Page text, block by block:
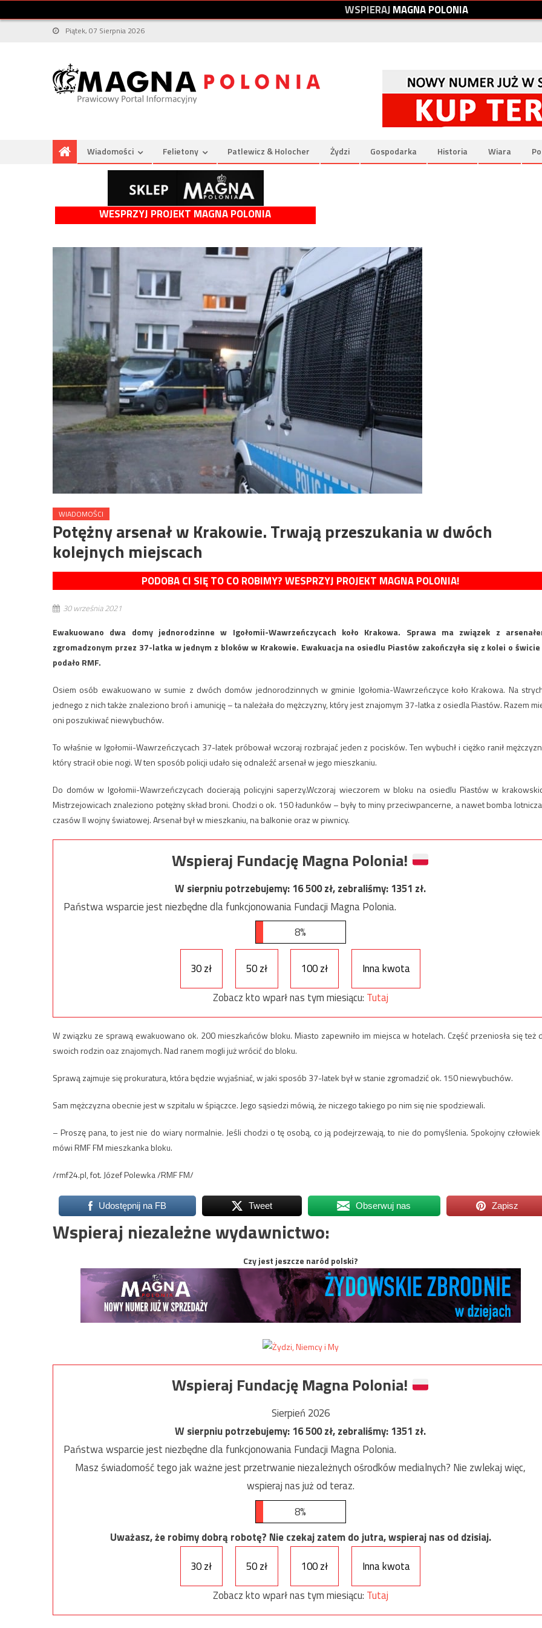
WSPIERAJMAGNAPOLONIA
Piątek, 07 Sierpnia 2026
Wiadomości Felietony Patlewicz & Holocher Żydzi Gospodarka Historia Wiara
WESPRZYJ PROJEKT MAGNA POLONIA
WIADOMOŚCI
Potężny arsenał w Krakowie. Trwają przeszukania w dwóch
kolejnych miejscach
PODOBA CI SIĘ TO CO ROBIMY? WESPRZYJ PROJEKT MAGNA POLONIA!
30 września 2021
Ewakuowano dwa domy jednorodzinne w Igołomii-Wawrzeńczycach koło Krakowa. Sprawa ma związek z
zgromadzonym przez 37-latka w jednym z bloków w Krakowie. Ewakuacja na osiedlu Piastów zakończyła się z kolei o
podało RMF.
Osiem osób ewakuowano w sumie z dwóch domów jednorodzinnych w gminie Igołomia-Wawrzeńczyce koło Krakowa. Na
jednego z nich także znaleziono broń i amunicję – ta należała do mężczyzny, który jest znajomym 37-latka z osiedla Piastów. Razem
oni poszukiwać niewybuchów.
To właśnie w Igołomii-Wawrzeńczycach 37-latek próbował wczoraj rozbrajać jeden z pocisków. Ten wybuchł i ciężko ranił
który stracił obie nogi. W ten sposób policji udało się odnaleźć arsenał w jego mieszkaniu.
Do domów w Igołomii-Wawrzeńczycach docierają policyjni saperzy.Wczoraj wieczorem w bloku na osiedlu Piastów w
Mistrzejowicach znaleziono potężny skład broni. Chodzi o ok. 150 ładunków – były to miny przeciwpancerne, a nawet bomba
czasów II wojny światowej. Arsenał był w mieszkaniu, na balkonie oraz w piwnicy.
Wspieraj Fundację Magna Polonia!
W sierpniu potrzebujemy:16 500zł, zebraliśmy:1351 zł.
Państwa wsparcie jest niezbędne dla funkcjonowania Fundacji Magna Polonia.
8%
30 zł 50 zł 100 zł
Inna kwota
Zobacz kto wparł nas tym miesiącu: Tutaj
W związku ze sprawą ewakuowano ok. 200 mieszkańców bloku. Miasto zapewniło im miejsca w hotelach. Część przeniosła się też
swoich rodzin oaz znajomych. Nad ranem mogli już wrócić do bloku.
Sprawą zajmuje się prokuratura, która będzie wyjaśniać, w jaki sposób 37-latek był w stanie zgromadzić ok. 150 niewybuchów.
Sam mężczyzna obecnie jest w szpitalu w śpiączce. Jego sąsiedzi mówią, że niczego takiego po nim się nie spodziewali.
– Proszę pana, to jest nie do wiary normalnie. Jeśli chodzi o tę osobą, co ją podejrzewają, to nie do pomyślenia. Spokojny
mówi RMF FM mieszkanka bloku.
/rmf24.pl, fot. Józef Polewka /RMF FM/
Udostępnij na FB Tweet Obserwuj nas Zapisz
Wspieraj niezależne wydawnictwo:
Czy jest jeszcze naród polski?
Wspieraj Fundację Magna Polonia!
Sierpień 2026
W sierpniu potrzebujemy:16 500zł, zebraliśmy:1351 zł.
Państwa wsparcie jest niezbędne dla funkcjonowania Fundacji Magna Polonia.
Masz świadomość tego jak ważne jest przetrwanie niezależnych ośrodków medialnych? Nie zwlekaj więc,
wspieraj nas już od teraz.
8%
Uważasz, że robimy dobrą robotę? Nie czekaj zatem do jutra, wspieraj nas od dzisiaj.
30 zł
50 zł 100 zł
Inna kwota
Zobacz kto wparł nas tym miesiącu: Tutaj